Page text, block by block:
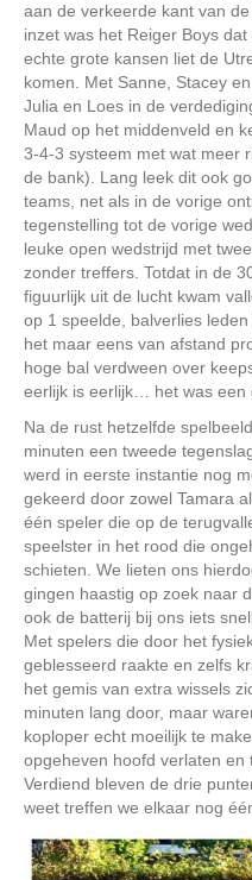
aan de verkeerde kant van
inzet was het Reiger Boys
echte grote kansen liet de
komen. Met Sanne, Stacey
Julia en Loes in de
Maud op het middenveld en
3-4-3 systeem met wat meer
de bank). Lang leek dit ook
teams, net als in de vorige
tegenstelling tot de vorige
leuke open wedstrijd met
zonder treffers. Totdat in de
figuurlijk uit de lucht kwam
op 1 speelde, balverlies
het maar eens van afstand
hoge bal verdween over
eerlijk is eerlijk… het was een
Na de rust hetzelfde
minuten een tweede
werd in eerste instantie nog
gekeerd door zowel Tamara
één speler die op de
speelster in het rood die
schieten. We lieten ons
gingen haastig op zoek naar
ook de batterij bij ons iets
Met spelers die door het
geblesseerd raakte en zelfs
het gemis van extra wissels
minuten lang door, maar
koploper echt moeilijk te
opgeheven hoofd verlaten en
Verdiend bleven de drie
weet treffen we elkaar nog